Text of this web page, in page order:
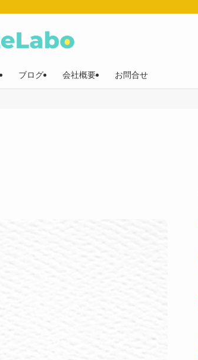
ブログ 会社概要 お問合せ